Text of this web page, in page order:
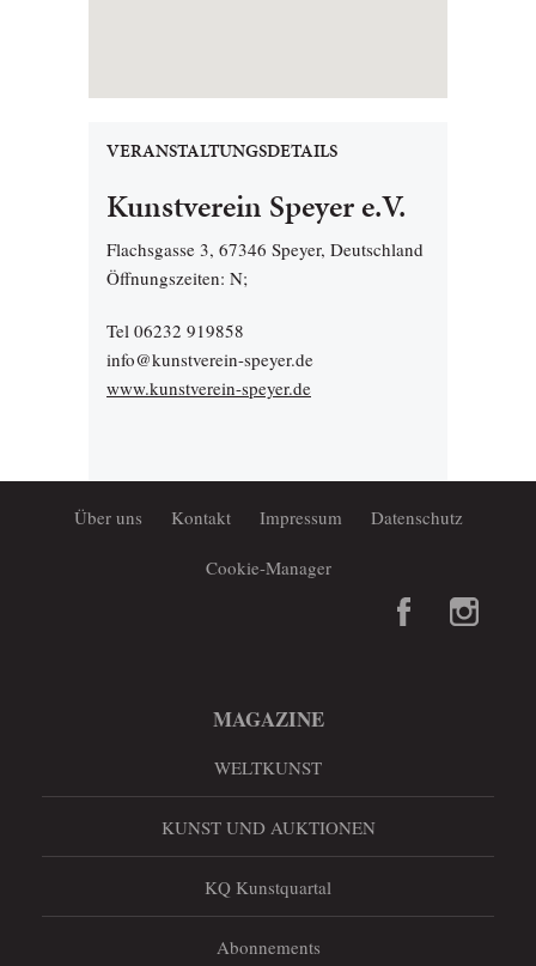
VERANSTALTUNGSDETAILS
Kunstverein Speyer e.V.
Flachsgasse 3, 67346 Speyer, Deutschland
Öffnungszeiten: N;
Tel 06232 919858
info@kunstverein-speyer.de
www.kunstverein-speyer.de
Über uns Kontakt Impressum Datenschutz
Cookie-Manager
MAGAZINE
WELTKUNST
KUNST UND AUKTIONEN
KQ Kunstquartal
Abonnements